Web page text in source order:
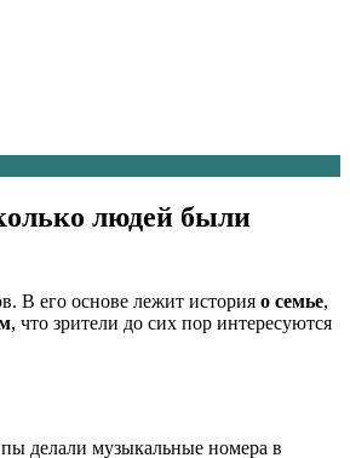
людей были
В его основе лежит история о семье,
, что зрители до сих пор интересуются
делали музыкальные номера в